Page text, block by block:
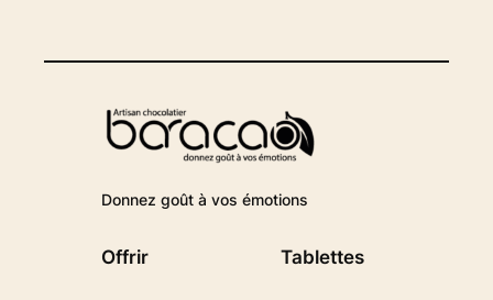
Donnez goût à vos émotions
Offrir Tablettes